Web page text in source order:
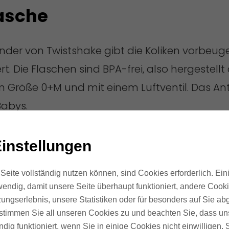
von Twistshake gibt die Koliken
Die Flaschen sind BPA-frei, also
Größe 0+M und mit einem Luftventil. Das
das Reinigen und Befüllen der
Mit einer Flasche hat
vollständig nutzen können, sind Cookies erforderlich.
damit unsere Seite überhaupt funktioniert, andere
unsere Statistiken oder für besonders auf Sie
Sie all unseren Cookies zu und beachten Sie, dass
funktioniert, wenn Sie in einige Cookies nicht einwilligen.